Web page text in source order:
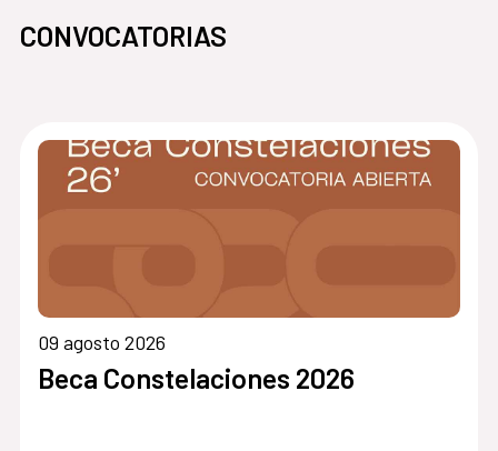
CONVOCATORIAS
09 agosto 2026
Beca Constelaciones 2026